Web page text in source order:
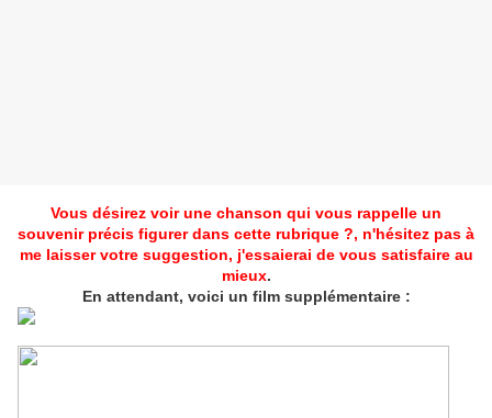
Vous désirez voir une chanson qui vous rappelle un
souvenir précis figurer dans cette rubrique ?, n'hésitez pas à
me laisser votre suggestion, j'essaierai de vous satisfaire au
mieux.
En attendant, voici un film supplémentaire :